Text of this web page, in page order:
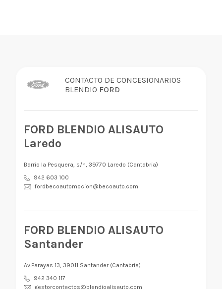
CONTACTO DE CONCESIONARIOS
BLENDIO FORD
FORD BLENDIO ALISAUTO
Laredo
Barrio la Pesquera, s/n, 39770 Laredo (Cantabria)
942 603 100
fordbecoautomocion@becoauto.com
FORD BLENDIO ALISAUTO
Santander
Av.Parayas 13, 39011 Santander (Cantabria)
942 340 117
gestorcontactos@blendioalisauto.com